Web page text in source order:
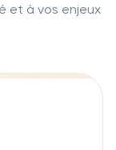
et à vos enjeux